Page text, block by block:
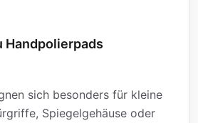
Handpolierpads
sich besonders für kleine
Spiegelgehäuse oder